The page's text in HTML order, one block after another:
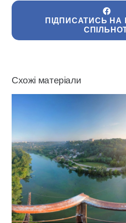
ПІДПИСАТИСЬ НА
Схожі матеріали